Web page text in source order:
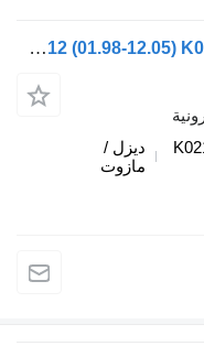
معدل نظام الفرامل الإلكترونية Knorr-Bremse FM12 (01.98-12.05) K021203 لـ الشاحنات Volvo FM7-FM12, FM, FMX (1998-2014)
ديزل /
مازوت